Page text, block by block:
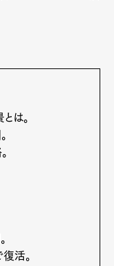
は。
活。